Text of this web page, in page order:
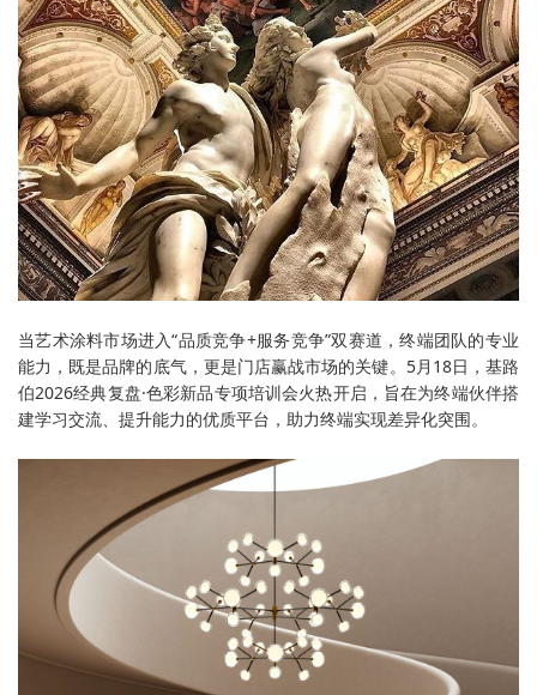
当艺术涂料市场进入“品质竞争+服务竞争”双赛道，终端团队的专业
能力，既是品牌的底气，更是门店赢战市场的关键。5月18日，基路
伯2026经典复盘·色彩新品专项培训会火热开启，旨在为终端伙伴搭
建学习交流、提升能力的优质平台，助力终端实现差异化突围。